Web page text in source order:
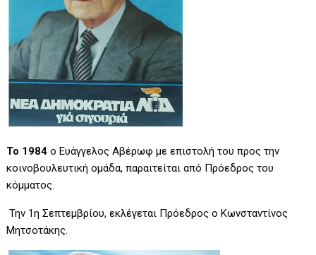
Το 1984 ο Ευάγγελος Αβέρωφ με επιστολή του προς την
κοινοβουλευτική ομάδα, παραιτείται από Πρόεδρος του
κόμματος.
Την 1η Σεπτεμβρίου, εκλέγεται Πρόεδρος ο Κωνσταντίνος
Μητσοτάκης.